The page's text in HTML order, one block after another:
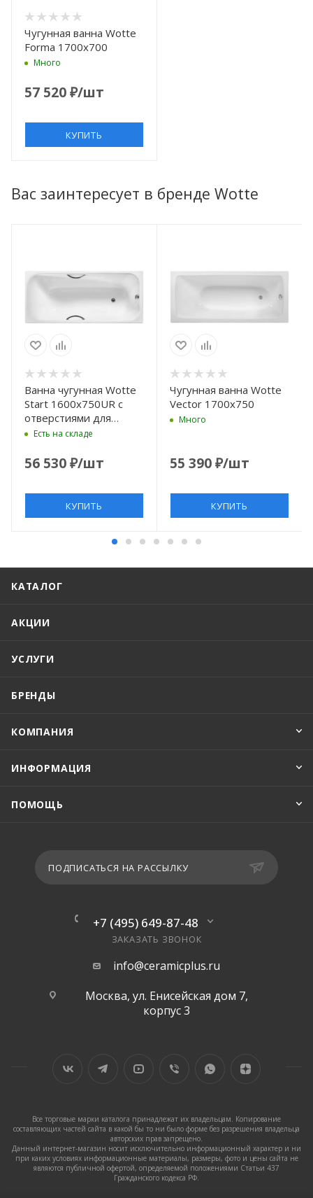
Чугунная ванна Wotte
Forma 1700x700
Много
57 520₽/шт
КУПИТЬ
Вас заинтересует в бренде Wotte
Ванна чугунная Wotte
Start 1600x750UR c
отверстиями для
ручек, без
покрытия
Есть на складе
56 530₽/шт
КУПИТЬ
Чугунная ванна Wotte
Vector 1700x750
Много
55 390₽/шт
КУПИТЬ
КАТАЛОГ
АКЦИИ
УСЛУГИ
БРЕНДЫ
КОМПАНИЯ
ИНФОРМАЦИЯ
ПОМОЩЬ
ПОДПИСАТЬСЯ НА РАССЫЛКУ
+7 (495) 649-87-48
ЗАКАЗАТЬ ЗВОНОК
info@ceramicplus.ru
Москва, ул. Енисейская дом 7,
корпус 3
Все торговые марки каталога принадлежат их владельцам. Копирование
составляющих частей сайта в какой бы то ни было форме без разрешения владельца
авторских прав запрещено.
Данный интернет-магазин носит исключительно информационный характер и ни
при каких условиях информационные материалы, размеры, фото и цены сайта не
являются публичной офертой, определяемой положениями Статьи 437
Гражданского кодекса РФ.